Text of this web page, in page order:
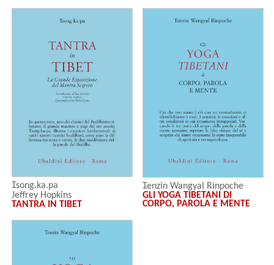
Tsong.ka.pa
Jeffrey Hopkins
Dalai Lama
TANTRA IN TIBET
Tenzin Wangyal Rinpoche
GLI YOGA TIBETANI DI
CORPO, PAROLA E MENTE